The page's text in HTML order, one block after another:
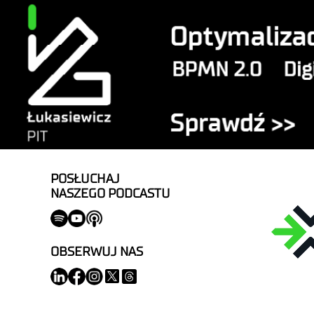
POSŁUCHAJ
NASZEGO PODCASTU
OBSERWUJ NAS